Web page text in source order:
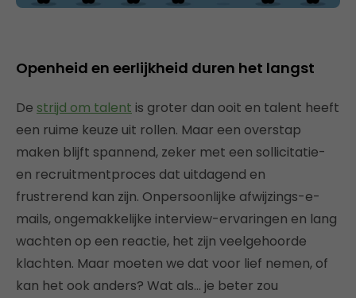
Openheid en eerlijkheid duren het langst
De strijd om talent is groter dan ooit en talent heeft
een ruime keuze uit rollen. Maar een overstap
maken blijft spannend, zeker met een sollicitatie-
en recruitmentproces dat uitdagend en
frustrerend kan zijn. Onpersoonlijke afwijzings-e-
mails, ongemakkelijke interview-ervaringen en lang
wachten op een reactie, het zijn veelgehoorde
klachten. Maar moeten we dat voor lief nemen, of
kan het ook anders? Wat als… je beter zou